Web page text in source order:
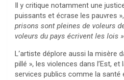
Il y critique notamment une
puissants et écrase les pauvres
prisons sont pleines de voleurs
voleurs du pays écrivent les lois
L’artiste déplore aussi la misère
pillé », les violences dans l’Est,
services publics comme la santé